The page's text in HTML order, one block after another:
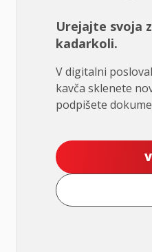
Urejajte svoja
kadarkoli.
V digitalni
kavča sklenete
podpišete